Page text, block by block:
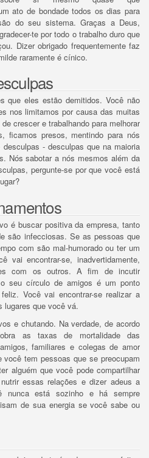
ato de bondade todos os dias para
do seu sistema.Graças a Deus,
te por todo o trabalho duro que
Dizer obrigado frequentemente faz
raramente é cínico.
que eles estão demitidos.Você não
nos limitamos por causa das muitas
crescer e trabalhando para melhorar
ficamos presos, mentindo para nós
- desculpas que na maioria
Nós sabotar a nós mesmos além da
pergunte-se por que você está
é buscar positiva da empresa, tanto
são infecciosas. Se as pessoas que
com são mal-humorado ou ter um
vai encontrar-se, inadvertidamente,
com os outros.A fim de incutir
seu círculo de amigos é um ponto
Você vai encontrar-se realizar a
lugares que você vá.
e chutando. Na verdade, de acordo
as taxas de mortalidade das
familiares e colegas de amor
tem pessoas que se preocupam
alguém que você pode compartilhar
essas relações e dizer adeus a
nunca está sozinho e há sempre
de sua energia se você sabe ou